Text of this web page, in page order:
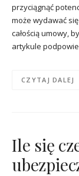
przyciągnąć
może wydawać
całością umowy,
artykule
CZYTAJ DALEJ
Ile się